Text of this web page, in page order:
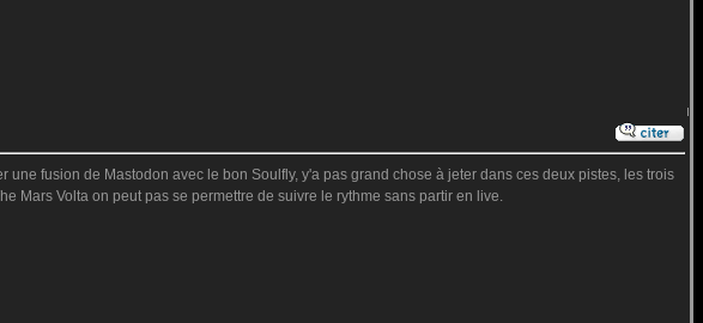
fusion de Mastodon avec le bon Soulfly, y'a pas grand chose à jeter dans ces deux pistes, les trois
Mars Volta on peut pas se permettre de suivre le rythme sans partir en live.